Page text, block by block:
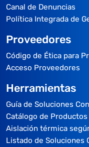
Canal de Denuncias
Política Integrada de
Proveedores
Código de Ética para
Acceso Proveedores
Herramientas
Guía de Soluciones
Catálogo de Productos
Aislación térmica
Listado de Soluciones